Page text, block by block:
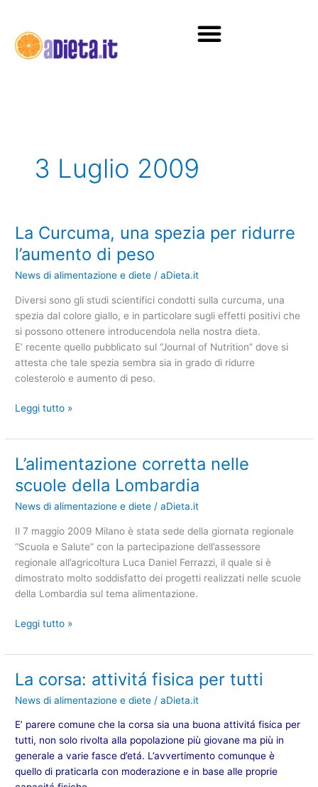
contenuto
3 Luglio 2009
La Curcuma, una spezia per ridurre
l’aumento di peso
News di alimentazione e diete /aDieta.it
Diversi sono gli studi scientifici condotti sullacurcuma, una
spezia dal colore giallo, e in particolare sugli effetti positivi che
si possono ottenere introducendola nella nostradieta.
E’ recente quello pubblicato sul “Journal of Nutrition” dove si
attesta che tale spezia sembra sia in grado di ridurre
colesterolo e aumento di peso.
La
Curcuma,
una
spezia
l’aumento
Leggi tutto »
L’alimentazione corretta nelle
scuole della Lombardia
News di alimentazione e diete /aDieta.it
Il 7 maggio 2009 Milano è stata sede della giornata regionale
“Scuola e Salute” con la partecipazione dell’assessore
regionale all’agricoltura Luca Daniel Ferrazzi, il quale si è
dimostrato molto soddisfatto dei progetti realizzati nelle scuole
della Lombardia sul temaalimentazione.
L’alimentazione
nelle
scuole
Lombardia
Leggi tutto »
La corsa: attivitá fisica per tutti
News di alimentazione e diete /aDieta.it
E’ parere comune che lacorsa sia una buona attivitá fisica per
tutti, non solo rivolta alla popolazione più giovane ma più in
generale a varie fasce d’etá. L’avvertimento comunque è
quello di praticarla con moderazione e in base alle proprie
La
attivitá
fisica
per
tutti